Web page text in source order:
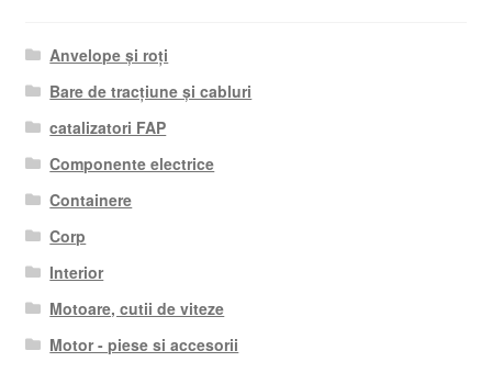
Anvelope și roți
Bare de tracțiune și cabluri
catalizatori FAP
Componente electrice
Containere
Corp
Interior
Motoare, cutii de viteze
Motor - piese si accesorii